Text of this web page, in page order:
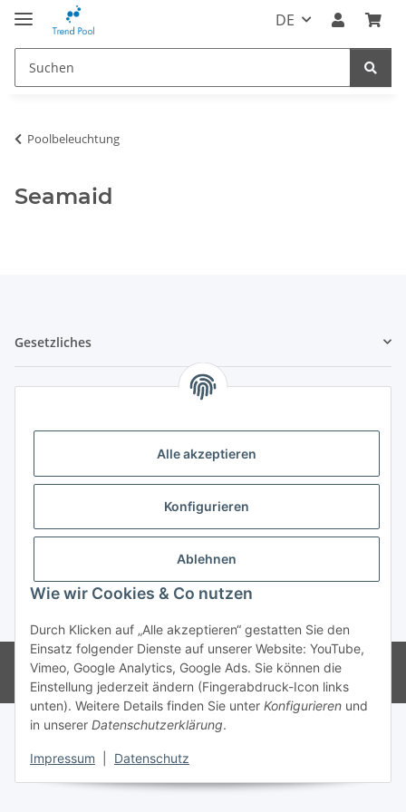
Alle akzeptieren
Konfigurieren
Ablehnen
Wie wir Cookies & Co nutzen
Durch Klicken auf „Alle akzeptieren“ gestatten Sie den
Einsatz folgender Dienste auf unserer Website: YouTube,
Vimeo, Google Analytics, Google Ads. Sie können die
Einstellung jederzeit ändern (Fingerabdruck-Icon links
unten). Weitere Details finden Sie unter Konfigurieren und
in unserer Datenschutzerklärung.
Impressum Datenschutz
DE
Poolbeleuchtung
Seamaid
Gesetzliches
Informatives
Vertrag widerrufen
© Weinmann GmbH - Alle Rechte vorbehalten -
Alle Angebote richten
sich ausschließlich an registrierte Fachhändler